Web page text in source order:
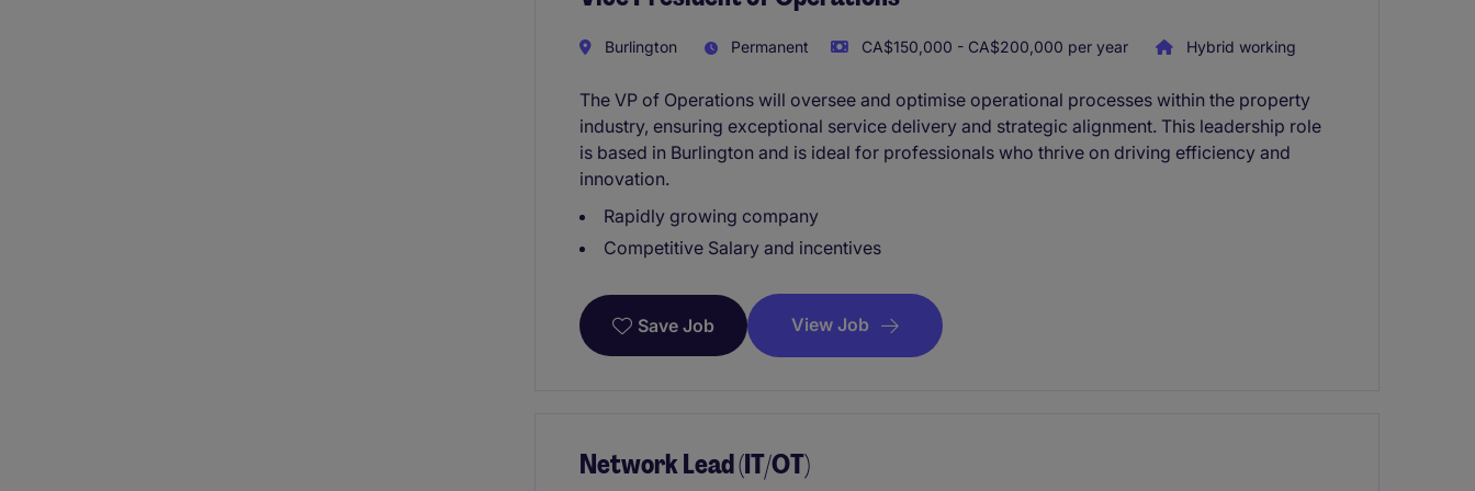
Burlington Permanent CA$150,000 - CA$200,000 per year Hybrid working
The VP of Operations will oversee and optimise operational processes within the property
industry, ensuring exceptional service delivery and strategic alignment. This leadership role
is based in Burlington and is ideal for professionals who thrive on driving efficiency and
innovation.
Rapidly growing company
Competitive Salary and incentives
Save Job View Job
Network Lead (IT/OT)